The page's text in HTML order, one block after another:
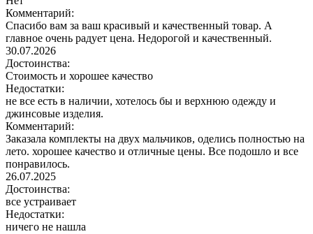
Комментарий:
Спасибо вам за ваш красивый и качественный товар. А
главное очень радует цена. Недорогой и качественный.
30.07.2026
Достоинства:
Стоимость и хорошее качество
Недостатки:
не все есть в наличии, хотелось бы и верхнюю одежду и
джинсовые изделия.
Комментарий:
Заказала комплекты на двух мальчиков, оделись полностью на
лето. хорошее качество и отличные цены. Все подошло и все
понравилось.
26.07.2025
Достоинства:
все устраивает
Недостатки:
ничего не нашла